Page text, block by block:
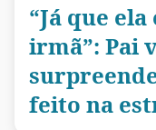
“Já que
irmã”: Pai
feito na